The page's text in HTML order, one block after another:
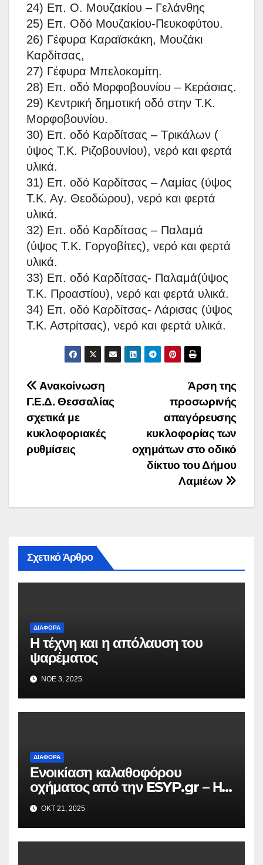
24) Επ. Ο. Μουζακίου – Γελάνθης
25) Eπ. Οδό Μουζακίου-Πευκοφύτου.
26) Γέφυρα Καραϊσκάκη, Μουζάκι
Καρδίτσας,
27) Γέφυρα Μπελοκομίτη.
28) Επ. οδό Μορφοβουνίου – Κεράσιας.
29) Κεντρική δημοτική οδό στην Τ.Κ.
Μορφοβουνίου.
30) Επ. oδό Καρδίτσας – Τρικάλων (
ύψος Τ.Κ. Ριζοβουνίου), νερό και φερτά
υλικά.
31) Επ. oδό Καρδίτσας – Λαμίας (ύψος
Τ.Κ. Αγ. Θεοδώρου), νερό και φερτά
υλικά.
32) Επ. oδό Καρδίτσας – Παλαμά
(ύψος Τ.Κ. Γοργοβίτες), νερό και φερτά
υλικά.
33) Επ. oδό Καρδίτσας- Παλαμά(ύψος
Τ.Κ. Προαστίου), νερό και φερτά υλικά.
34) Επ. oδό Καρδίτσας- Λάρισας (ύψος
Τ.Κ. Αστρίτσας), νερό και φερτά υλικά.
Πλοήγηση
άρθρων
Άρση της
προσωρινής
απαγόρευσης
κυκλοφορίας των
οχημάτων στο οδικό
δίκτυο του Δήμου
Λαμιέων
Ανακοίνωση
Γ.Ε.Δ. Θεσσαλίας
σχετικά με
κυκλοφοριακές
ρυθμίσεις
Σχετικό Άρθρο
ΔΙΆΦΟΡΑ
Η τέχνη και η απόλαυση του
ψαρέματος
ΝΟΈ 3, 2025
ΔΙΆΦΟΡΑ
Ενοικίαση καλαθοφόρου
οχήματος από την ESYP.gr – Η
αξιόπιστη λύση για κάθε εργασία
σε ύψος
ΟΚΤ 21, 2025